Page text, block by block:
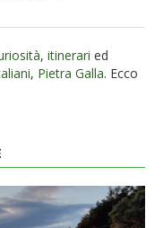
, itinerari ed
, Pietra Galla. Ecco